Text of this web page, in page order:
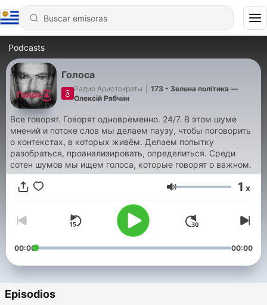
Podcasts
Голоса
Радио Аристократы
173 - Зелена політика —
Олексій Рябчин
Все говорят. Говорят одновременно. 24/7. В этом шуме
мнений и потоке слов мы делаем паузу, чтобы поговорить
о контекстах, в которых живём. Делаем попытку
разобраться, проанализировать, определиться. Среди
сотен шумов мы ищем голоса, которые говорят о важном.
Volumen 1 x
00:00 00:00
Episodios